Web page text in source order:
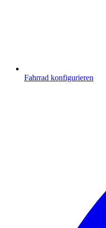
Fahrrad konfigurieren